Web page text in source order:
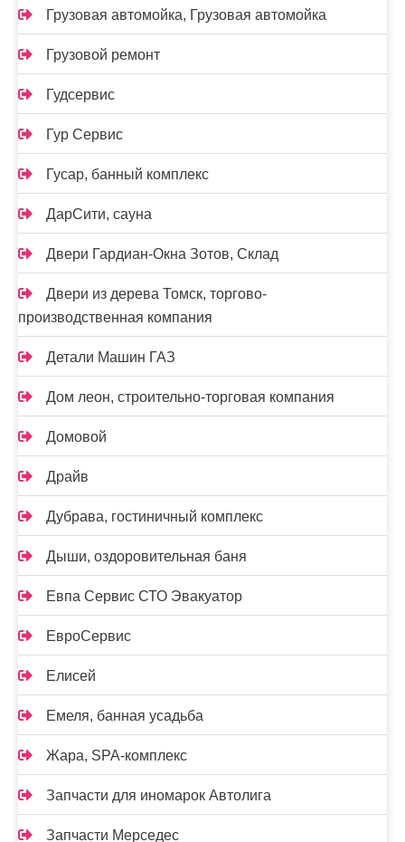
Грузовая автомойка, Грузовая автомойка
Грузовой ремонт
Гудсервис
Гур Сервис
Гусар, банный комплекс
ДарСити, сауна
Двери Гардиан-Окна Зотов, Склад
Двери из дерева Томск, торгово-
производственная компания
Детали Машин ГАЗ
Дом леон, строительно-торговая компания
Домовой
Драйв
Дубрава, гостиничный комплекс
Дыши, оздоровительная баня
Евпа Сервис СТО Эвакуатор
ЕвроСервис
Елисей
Емеля, банная усадьба
Жара, SPA-комплекс
Запчасти для иномарок Автолига
Запчасти Мерседес